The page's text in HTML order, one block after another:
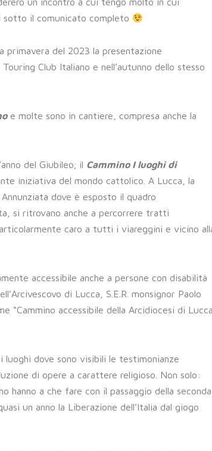
sotto il comunicato completo
primavera del 2023 la presentazione
Club Italiano e nell’autunno dello stesso
e molte sono in cantiere, compresa anche la
del Giubileo; il Cammino I luoghi di
iniziativa del mondo cattolico. A Lucca, la
dove è esposto il quadro
si ritrovano anche a percorrere tratti
caro a tutti i viareggini e vicino
accessibile anche a persone con disabilità
di Lucca, S.E.R. monsignor Paolo
“Cammino accessibile della Arcidiocesi di Lucca
luoghi dove sono visibili le testimonianze
di opere a carattere religioso. Non solo:
hanno a che fare con il passaggio della seconda
un anno la Liberazione dell’Italia dal giogo